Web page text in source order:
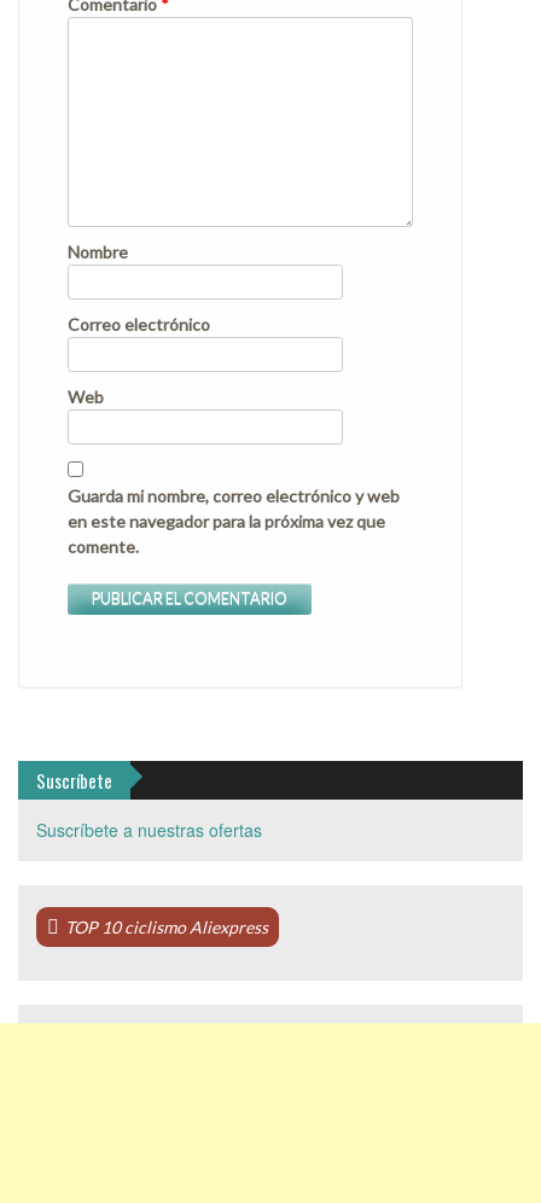
Comentario *
Nombre
Correo electrónico
Web
Guarda mi nombre, correo electrónico y web
en este navegador para la próxima vez que
comente.
Suscríbete
Suscríbete a nuestras ofertas
TOP 10 ciclismo Aliexpress